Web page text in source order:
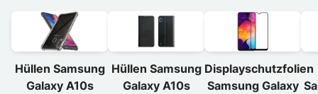
Hüllen Samsung
Galaxy A10s
Hüllen Samsung
Galaxy A10s
Displayschutzfolien
Samsung Galaxy